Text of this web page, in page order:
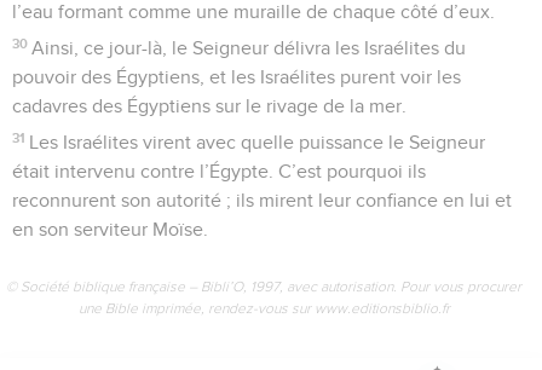
l’eau formant comme une muraille de chaque côté d’eux.
30 Ainsi, ce jour-là, le Seigneur délivra les Israélites du
pouvoir des Égyptiens, et les Israélites purent voir les
cadavres des Égyptiens sur le rivage de la mer.
31 Les Israélites virent avec quelle puissance le Seigneur
était intervenu contre l’Égypte. C’est pourquoi ils
reconnurent son autorité ; ils mirent leur confiance en lui et
en son serviteur Moïse.
© Société biblique française – Bibli’O, 1997, avec autorisation. Pour vous procurer
une Bible imprimée, rendez-vous sur www.editionsbiblio.fr